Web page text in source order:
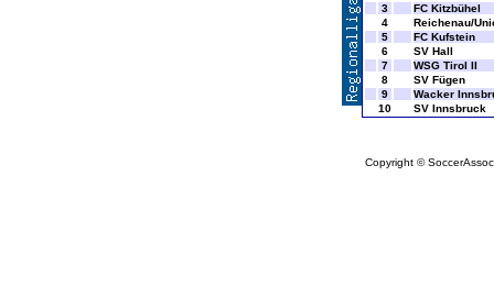
3
FC Kitzbühel
4
Reichenau/
5
FC Kufstein
6
SV Hall
7
WSG Tirol II
8
SV Fügen
9
Wacker
10
SV Innsbruck
Copyright ©